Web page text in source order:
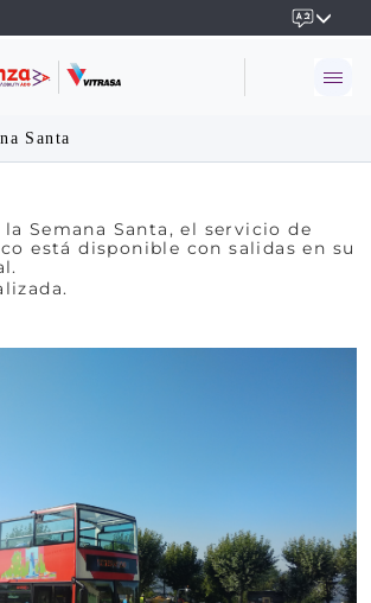
Santa
Semana Santa, el servicio de
está disponible con salidas en su